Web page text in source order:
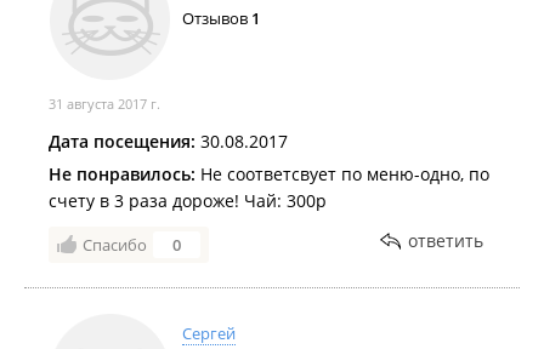
Отзывов 1
31 августа 2017 г.
Дата посещения: 30.08.2017
Не понравилось: Не соответсвует по меню-одно, по
счету в 3 раза дороже! Чай: 300р
Спасибо 0 ответить
Сергей